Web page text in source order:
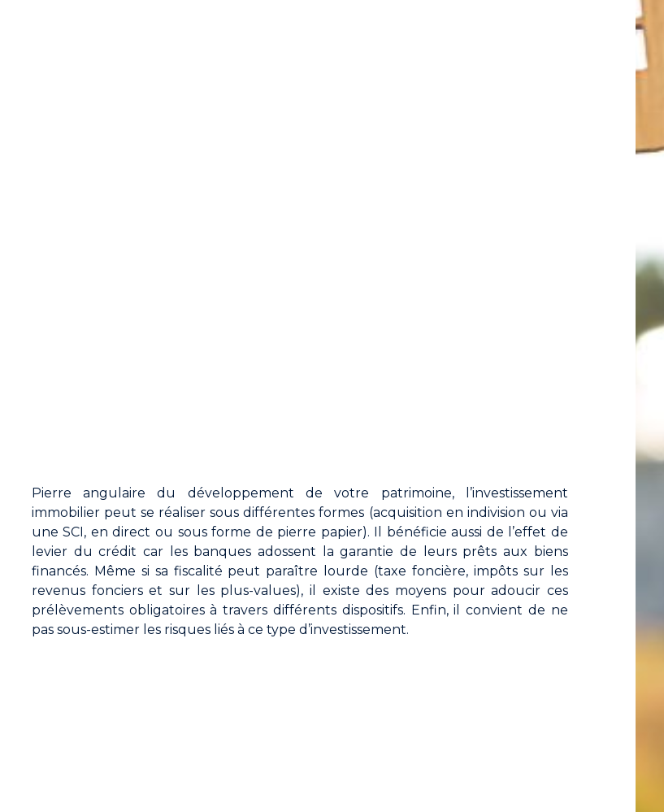
Pierre angulaire du développement de votre patrimoine, l’investissement
immobilier peut se réaliser sous différentes formes (acquisition en indivision ou via
une SCI, en direct ou sous forme de pierre papier). Il bénéficie aussi de l’effet de
levier du crédit car les banques adossent la garantie de leurs prêts aux biens
financés. Même si sa fiscalité peut paraître lourde (taxe foncière, impôts sur les
revenus fonciers et sur les plus-values), il existe des moyens pour adoucir ces
prélèvements obligatoires à travers différents dispositifs. Enfin, il convient de ne
pas sous-estimer les risques liés à ce type d’investissement.